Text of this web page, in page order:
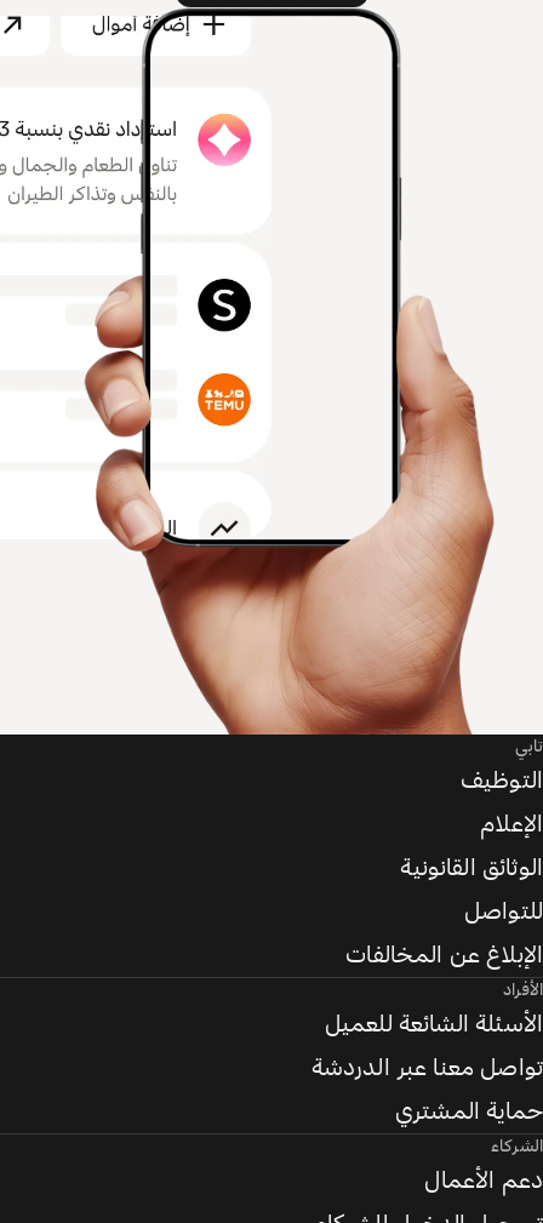
تابي
التوظيف
الإعلام
الوثائق القانونية
للتواصل
الإبلاغ عن المخالفات
الأفراد
الأسئلة الشائعة للعميل
تواصل معنا عبر الدردشة
حماية المشتري
الشركاء
دعم الأعمال